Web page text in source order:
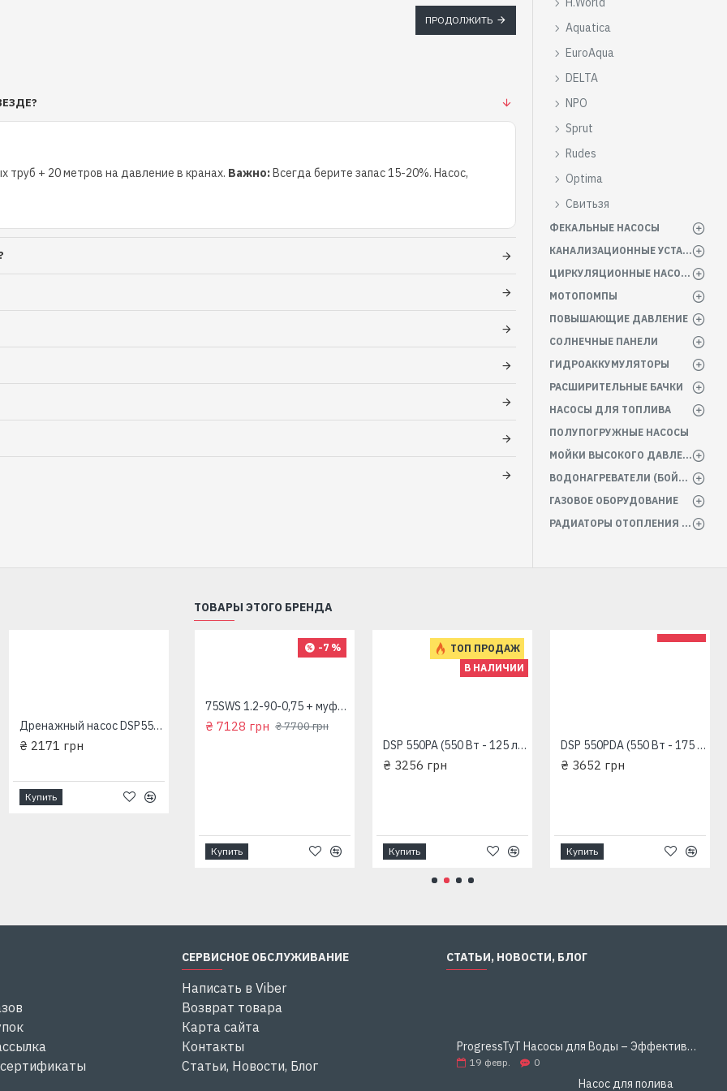
ПРОДОЛЖИТЬ
труб + 20 метров на давление в кранах. Важно:Всегда берите запас 15-20%. Насос,
Aquatica
EuroAqua
DELTA
NPO
Sprut
Rudes
Optima
Свитьзя
ФЕКАЛЬНЫЕ НАСОСЫ
КАНАЛИЗАЦИОННЫЕ УСТАНОВКИ
ЦИРКУЛЯЦИОННЫЕ НАСОСЫ
МОТОПОМПЫ
ПОВЫШАЮЩИЕ ДАВЛЕНИЕ
СОЛНЕЧНЫЕ ПАНЕЛИ
ГИДРОАККУМУЛЯТОРЫ
РАСШИРИТЕЛЬНЫЕ БАЧКИ
НАСОСЫ ДЛЯ ТОПЛИВА
ПОЛУПОГРУЖНЫЕ НАСОСЫ
МОЙКИ ВЫСОКОГО ДАВЛЕНИЯ
ВОДОНАГРЕВАТЕЛИ (БОЙЛЕРА)
ГАЗОВОЕ ОБОРУДОВАНИЕ
РАДИАТОРЫ ОТОПЛЕНИЯ БАТАРЕИ
Дренажный насос DSP550P(550 Вт+125л/мин+напор 8м)"Насосы+Оборудование"
₴ 2171 грн
Купить
ТОВАРЫ ЭТОГО БРЕНДА
₴ 5839 грн
-7 %
75SWS 1.2-90-0,75 + муфта "Насосы плюс Оборудование"
₴ 7128 грн ₴ 7700 грн
Купить
ТОП ПРОДАЖ
В НАЛИЧИИ
DSP 550PA (550 Вт - 125 л/мин - напор 7,5 м - медь) "Насосы+Оборудование" Дренажный насос
₴ 3256 грн
Купить
DSP 550PDA (550 Вт - 175 л/мин - напор: 7 м - медь) "Насосы+Оборудование" Дренажный насос
₴ 3652 грн
Купить
СЕРВИСНОЕ ОБСЛУЖИВАНИЕ
Написать в Viber
Возврат товара
Карта сайта
Контакты
Статьи, Новости, Блог
СТАТЬИ, НОВОСТИ, БЛОГ
ProgressTyT Насосы для Воды – Эффективное и Надёжное Решение для Дома и Бизнеса
19 февр. 0
Насос для полива